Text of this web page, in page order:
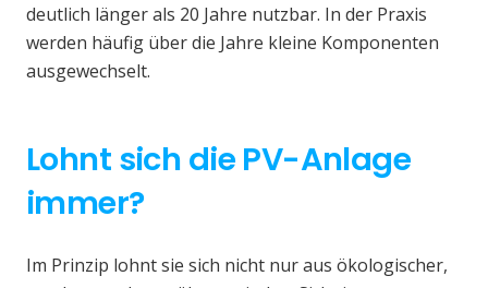
deutlich länger als 20 Jahre nutzbar. In der Praxis
werden häufig über die Jahre kleine Komponenten
ausgewechselt.
Lohnt sich die PV-Anlage
immer?
Im Prinzip lohnt sie sich nicht nur aus ökologischer,